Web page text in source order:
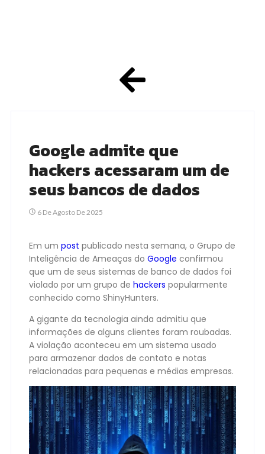
Google admite que
hackers acessaram um de
seus bancos de dados
6 De Agosto De 2025
Em um post publicado nesta semana, o Grupo de
Inteligência de Ameaças do Google confirmou
que um de seus sistemas de banco de dados foi
violado por um grupo de hackers popularmente
conhecido como ShinyHunters.
A gigante da tecnologia ainda admitiu que
informações de alguns clientes foram roubadas.
A violação aconteceu em um sistema usado
para armazenar dados de contato e notas
relacionadas para pequenas e médias empresas.